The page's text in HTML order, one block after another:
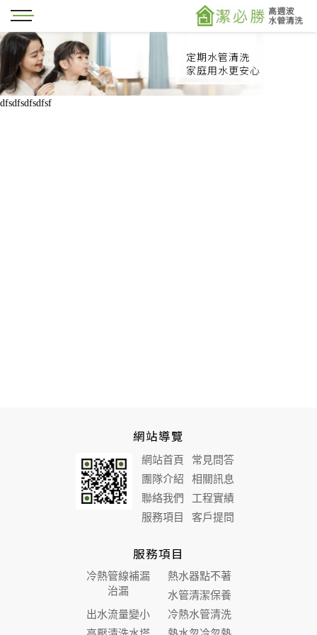
定期水管清洗
家庭用水更安心
dfsdfsdfsdfsf
網站導覽
網站首頁
常見問答
團隊介紹
相關訊息
聯絡我們
工程實績
服務項目
客戶提問
服務項目
冷熱管線補漏
治漏
熱水器點不著
水管清潔保養
出水流量變小
冷熱水管清洗